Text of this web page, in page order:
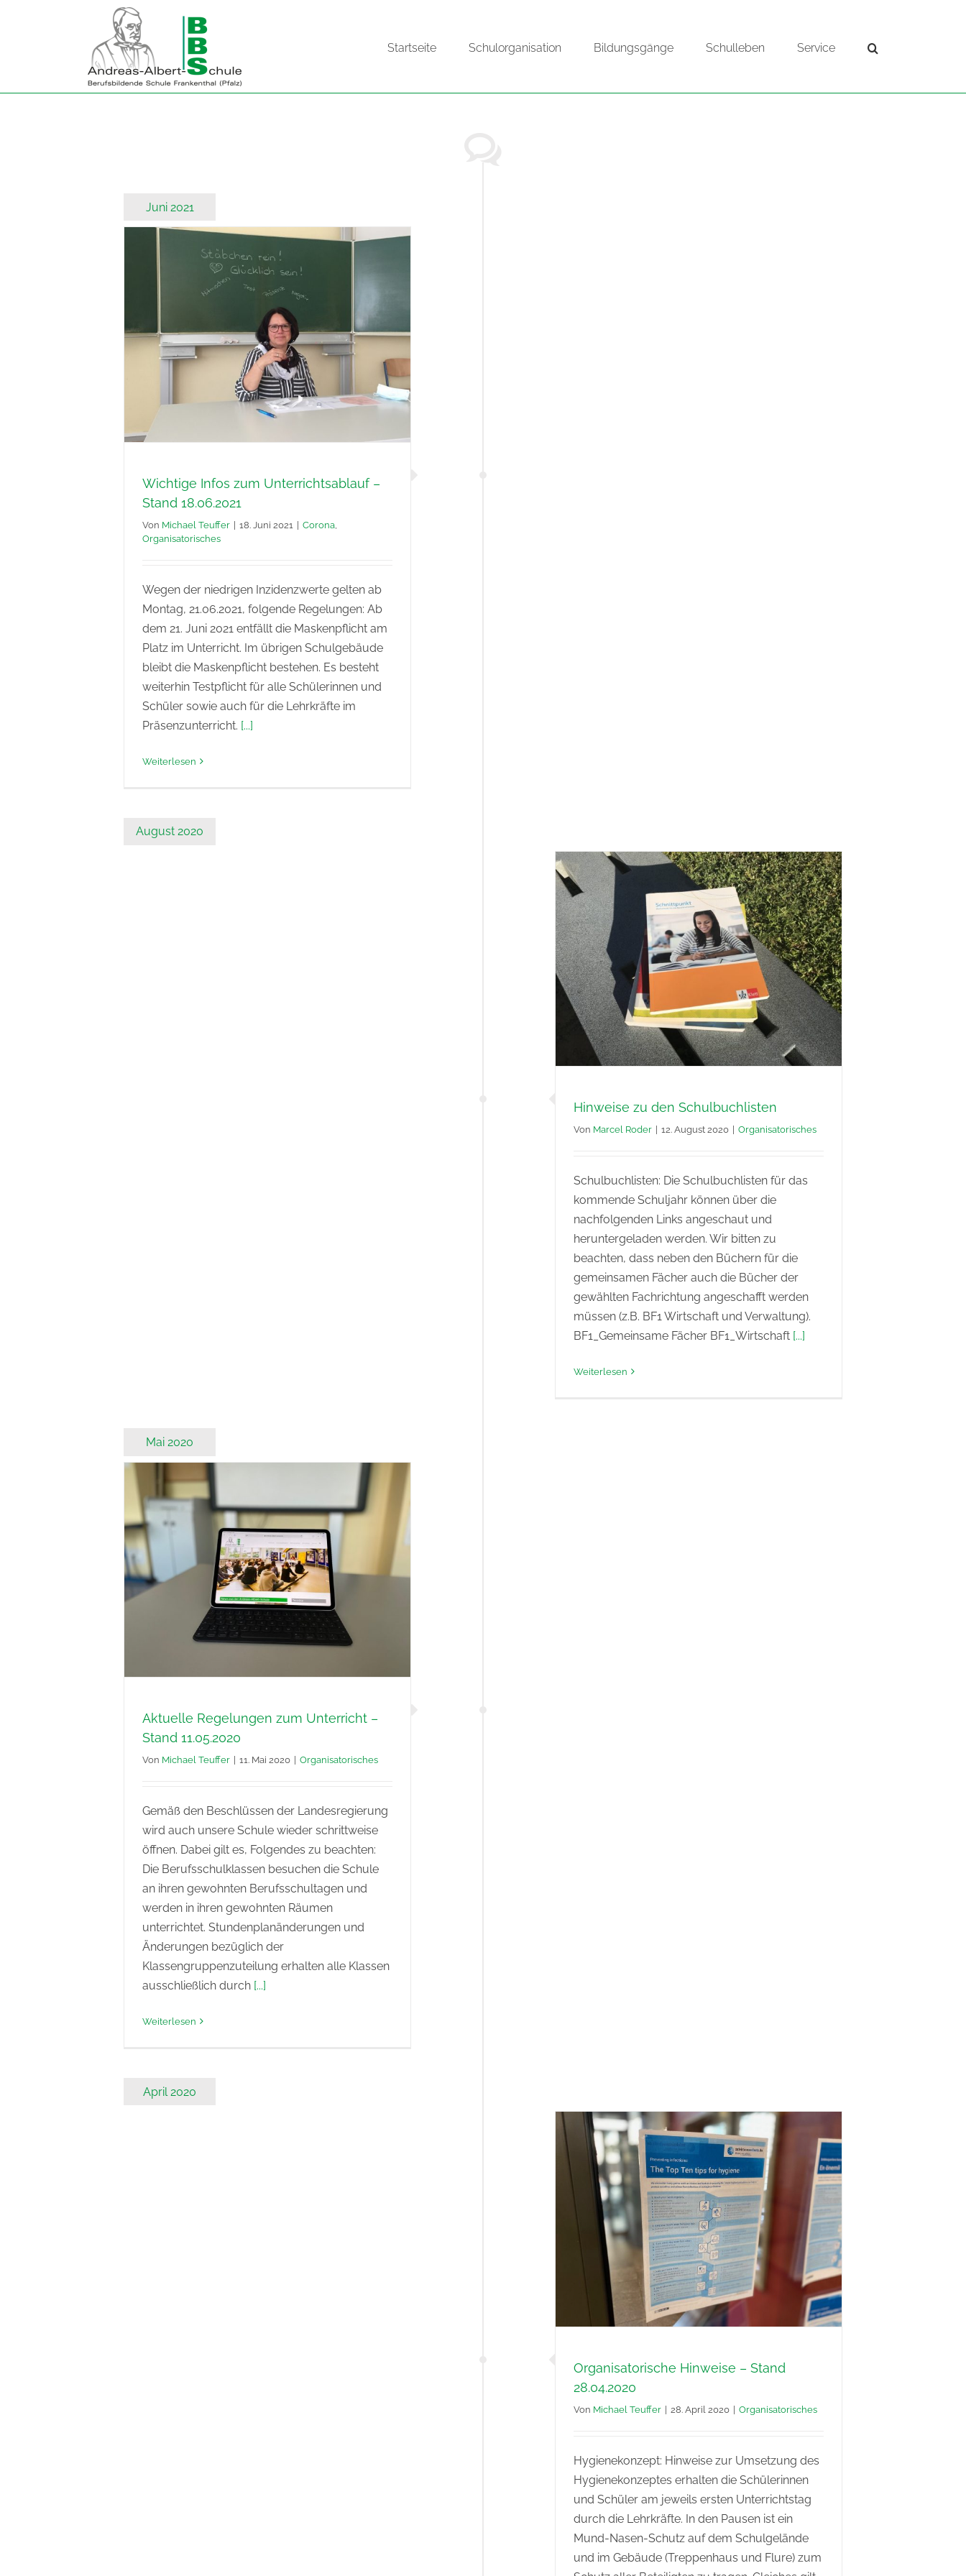
Startseite Schulorganisation Bildungsgänge Schulleben Service
Juni 2021
Wichtige Infos zum Unterrichtsablauf –
Stand 18.06.2021
Von Michael Teuffer | 18. Juni 2021 | Corona
Organisatorisches
Wegen der niedrigen Inzidenzwerte gelten ab
Montag, 21.06.2021, folgende Regelungen: Ab
dem 21. Juni 2021 entfällt die Maskenpflicht am
Platz im Unterricht. Im übrigen Schulgebäude
bleibt die Maskenpflicht bestehen. Es besteht
weiterhin Testpflicht für alle Schülerinnen und
Schüler sowie auch für die Lehrkräfte im
Präsenzunterricht. [...]
Weiterlesen
August 2020
Hinweise zu den Schulbuchlisten
Von Marcel Roder | 12. August 2020 | Organisatorisches
Schulbuchlisten: Die Schulbuchlisten für das
kommende Schuljahr können über die
nachfolgenden Links angeschaut und
heruntergeladen werden. Wir bitten zu
beachten, dass neben den Büchern für die
gemeinsamen Fächer auch die Bücher der
gewählten Fachrichtung angeschafft werden
müssen (z.B. BF1 Wirtschaft und Verwaltung).
BF1_Gemeinsame Fächer BF1_Wirtschaft [...]
Weiterlesen
Mai 2020
Aktuelle Regelungen zum Unterricht –
Stand 11.05.2020
Von Michael Teuffer | 11. Mai 2020 | Organisatorisches
Gemäß den Beschlüssen der Landesregierung
wird auch unsere Schule wieder schrittweise
öffnen. Dabei gilt es, Folgendes zu beachten:
Die Berufsschulklassen besuchen die Schule
an ihren gewohnten Berufsschultagen und
werden in ihren gewohnten Räumen
unterrichtet. Stundenplanänderungen und
Änderungen bezüglich der
Klassengruppenzuteilung erhalten alle Klassen
ausschließlich durch [...]
Weiterlesen
April 2020
Organisatorische Hinweise – Stand
28.04.2020
Von Michael Teuffer | 28. April 2020 | Organisatorisches
Hygienekonzept: Hinweise zur Umsetzung des
Hygienekonzeptes erhalten die Schülerinnen
und Schüler am jeweils ersten Unterrichtstag
durch die Lehrkräfte. In den Pausen ist ein
Mund-Nasen-Schutz auf dem Schulgelände
und im Gebäude (Treppenhaus und Flure) zum